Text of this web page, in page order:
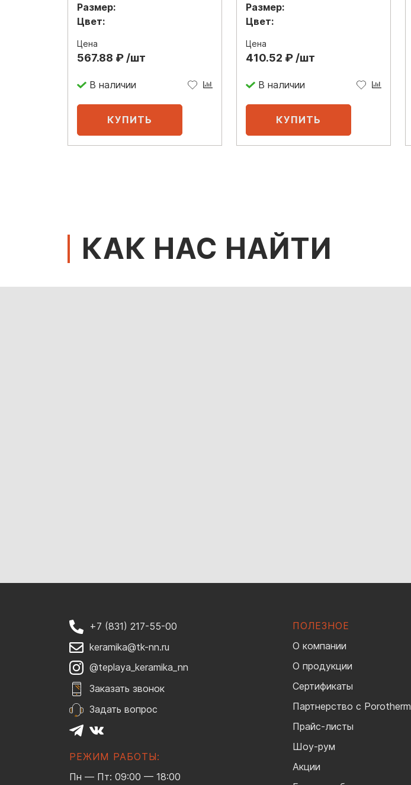
Размер:
Цвет:
Цена
567.88 ₽ /шт
В наличии
Размер:
Цвет:
Цена
410.52 ₽ /шт
В наличии
КАК НАС НАЙТИ
+7 (831) 217-55-00
keramika@tk-nn.ru
@teplaya_keramika_nn
Заказать звонок
Задать вопрос
РЕЖИМ РАБОТЫ:
Пн — Пт: 09:00 — 18:00
ПОЛЕЗНОЕ
О компании
О продукции
Сертификаты
Партнерство с Porotherm
Прайс-листы
Шоу-рум
Акции